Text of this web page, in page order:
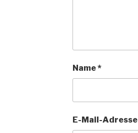
Name*
E-Mail-Adresse